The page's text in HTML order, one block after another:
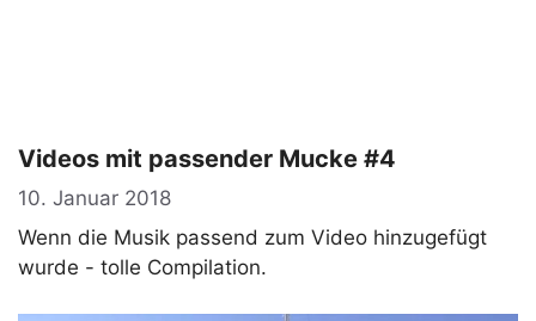
Videos mit passender Mucke #4
10. Januar 2018
Wenn die Musik passend zum Video hinzugefügt
wurde - tolle Compilation.